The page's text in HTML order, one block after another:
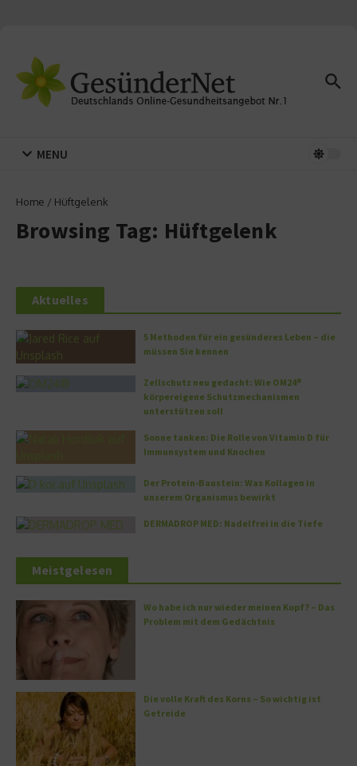
MENU
Home / Hüftgelenk
Browsing Tag: Hüftgelenk
Aktuelles
5 Methoden für ein gesünderes Leben – die
müssen Sie kennen
Zellschutz neu gedacht: Wie OM24®
körpereigene Schutzmechanismen
unterstützen soll
Sonne tanken: Die Rolle von Vitamin D für
Immunsystem und Knochen
Der Protein-Baustein: Was Kollagen in
unserem Organismus bewirkt
DERMADROP MED: Nadelfrei in die Tiefe
Meistgelesen
Wo habe ich nur wieder meinen Kopf? – Das
Problem mit dem Gedächtnis
Die volle Kraft des Korns – So wichtig ist
Getreide